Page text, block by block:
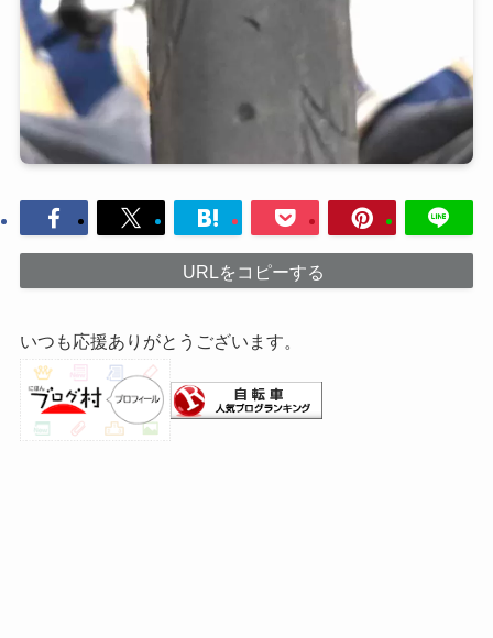
URLをコピーする
いつも応援ありがとうございます。